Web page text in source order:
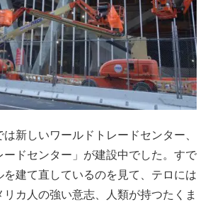
新しいワールドトレードセンター、
ードセンター」が建設中でした。すで
を建て直しているのを見て、テロには
カ人の強い意志、人類が持つたくま